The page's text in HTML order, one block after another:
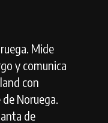
Mide
y comunica
con
Noruega.
de